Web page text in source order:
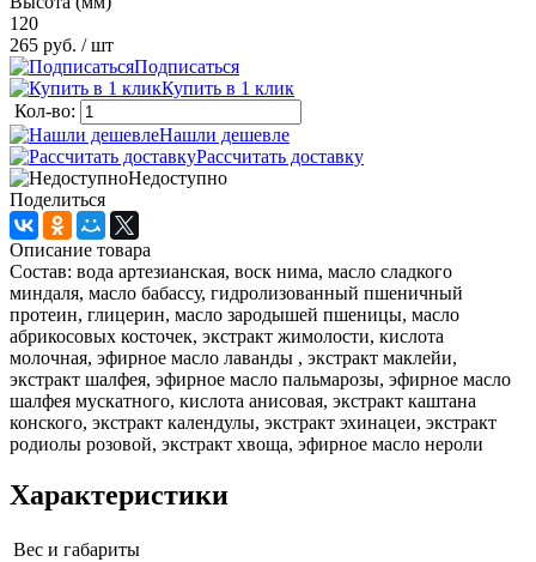
120
265 руб. / шт
Подписаться
Купить в 1 клик
Кол-во:
Нашли дешевле
Рассчитать доставку
Недоступно
Поделиться
Описание товара
Состав: вода артезианская, воск нима, масло сладкого
миндаля, масло бабассу, гидролизованный пшеничный
протеин, глицерин, масло зародышей пшеницы, масло
абрикосовых косточек, экстракт жимолости, кислота
молочная, эфирное масло лаванды , экстракт маклейи,
экстракт шалфея, эфирное масло пальмарозы, эфирное масло
шалфея мускатного, кислота анисовая, экстракт каштана
конского, экстракт календулы, экстракт эхинацеи, экстракт
родиолы розовой, экстракт хвоща, эфирное масло нероли
Характеристики
Вес и габариты